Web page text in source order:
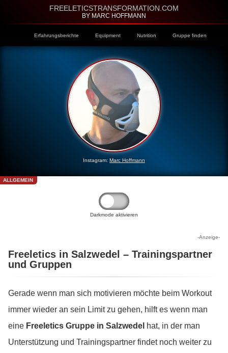
FREELETICSTRANSFORMATION.COM
BY MARC HOFFMANN
Erfahrungsberichte Equipment Nutrition Gruppe finden
Instagram: Marc Hoffmann
ALLGEMEIN
Darkmode aktivieren
-Anzeige-
Freeletics in Salzwedel – Trainingspartner
und Gruppen
Gerade wenn man sich motivieren möchte beim Workout
immer wieder an sein Limit zu gehen, hilft es wenn man
eine Freeletics Gruppe in Salzwedel hat, in der man
Unterstützung und Trainingspartner findet noch weiter zu